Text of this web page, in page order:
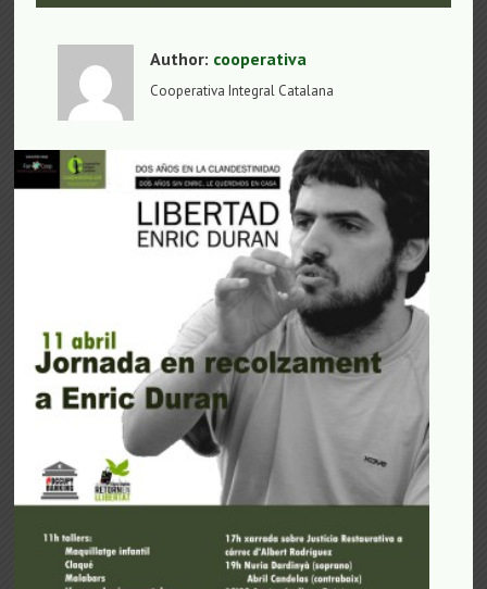
Author: cooperativa
Cooperativa Integral Catalana